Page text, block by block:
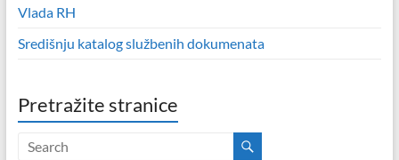
Vlada RH
Središnju katalog službenih dokumenata
Pretražite stranice